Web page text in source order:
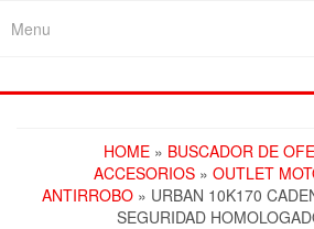
Menu
HOME » BUSCADOR DE
ACCESORIOS » OUTLET
ANTIRROBO » URBAN 10K170
SEGURIDAD